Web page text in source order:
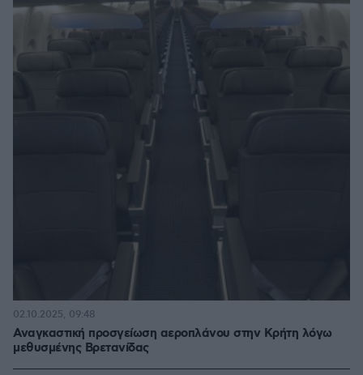
Αναγκαστική προσγείωση αεροπλάνου στην Κρήτη λόγω
μεθυσμένης Βρετανίδας
02.10.2025, 09:48